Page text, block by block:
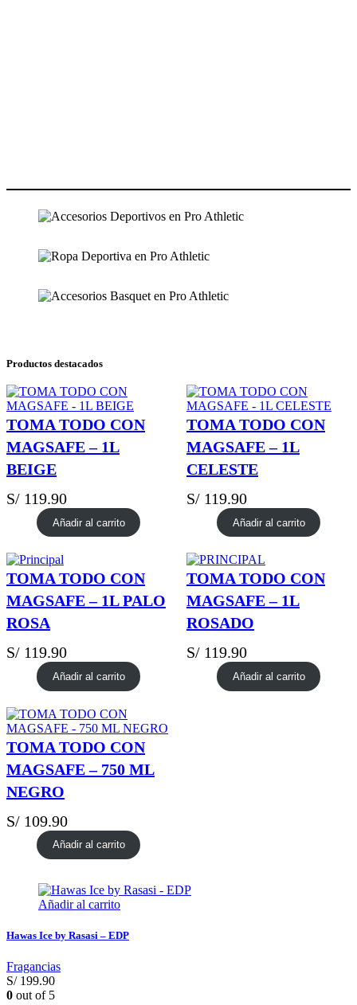
Productos destacados
TOMA TODO CON
MAGSAFE – 1L
BEIGE
S/ 119.90
Añadir al carrito
TOMA TODO CON
MAGSAFE – 1L
CELESTE
S/ 119.90
Añadir al carrito
TOMA TODO CON
MAGSAFE – 1L PALO
ROSA
S/ 119.90
Añadir al carrito
TOMA TODO CON
MAGSAFE – 1L
ROSADO
S/ 119.90
Añadir al carrito
TOMA TODO CON
MAGSAFE – 750 ML
NEGRO
S/ 109.90
Añadir al carrito
Añadir al carrito
Hawas Ice by Rasasi – EDP
Fragancias
S/ 199.90
0 out of 5